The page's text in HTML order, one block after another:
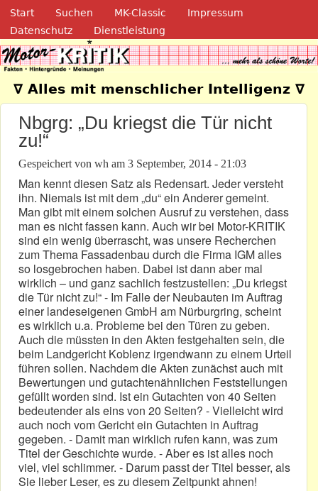
Direkt zum Inhalt
Navigation
Start Suchen MK-Classic
Impressum
Datenschutz
Dienstleistung
Motor-Kritik.de
∇ Alles mit menschlicher Intelligenz ∇
Nbgrg: „Du kriegst die Tür nicht
zu!“
Gespeichert von wh am 3 September, 2014 - 21:03
Man kennt diesen Satz als Redensart. Jeder versteht
ihn. Niemals ist mit dem „du“ ein Anderer gemeint.
Man gibt mit einem solchen Ausruf zu verstehen, dass
man es nicht fassen kann. Auch wir bei Motor-KRITIK
sind ein wenig überrascht, was unsere Recherchen
zum Thema Fassadenbau durch die Firma IGM alles
so losgebrochen haben. Dabei ist dann aber mal
wirklich – und ganz sachlich festzustellen: „Du kriegst
die Tür nicht zu!“ - Im Falle der Neubauten im Auftrag
einer landeseigenen GmbH am Nürburgring, scheint
es wirklich u.a. Probleme bei den Türen zu geben.
Auch die müssten in den Akten festgehalten sein, die
beim Landgericht Koblenz irgendwann zu einem Urteil
führen sollen. Nachdem die Akten zunächst auch mit
Bewertungen und gutachtenähnlichen Feststellungen
gefüllt worden sind. Ist ein Gutachten von 40 Seiten
bedeutender als eins von 20 Seiten? - Vielleicht wird
auch noch vom Gericht ein Gutachten in Auftrag
gegeben. - Damit man wirklich rufen kann, was zum
Titel der Geschichte wurde. - Aber es ist alles noch
viel, viel schlimmer. - Darum passt der Titel besser, als
Sie lieber Leser, es zu diesem Zeitpunkt ahnen!